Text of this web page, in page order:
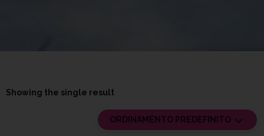
Showing the single result
ORDINAMENTO PREDEFINITO